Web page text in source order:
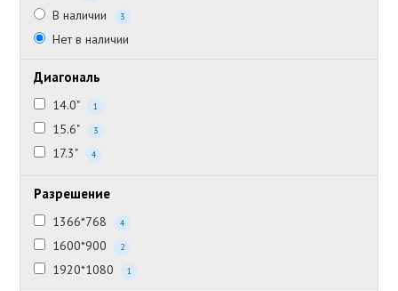
В наличии 3
Нет в наличии
Диагональ
14.0" 1
15.6" 3
17.3" 4
Разрешение
1366*768 4
1600*900 2
1920*1080 1